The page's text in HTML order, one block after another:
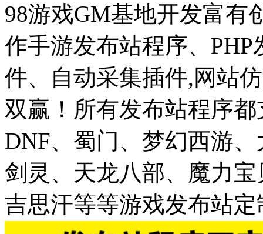
98游戏GM基地开发富有
作手游发布站程序、
件、自动采集插件,网站
双赢！所有发布站程序
DNF、蜀门、梦幻西游
剑灵、天龙八部、魔力
吉思汗等等游戏发布站定